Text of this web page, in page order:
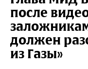
после
должен
из Газы»